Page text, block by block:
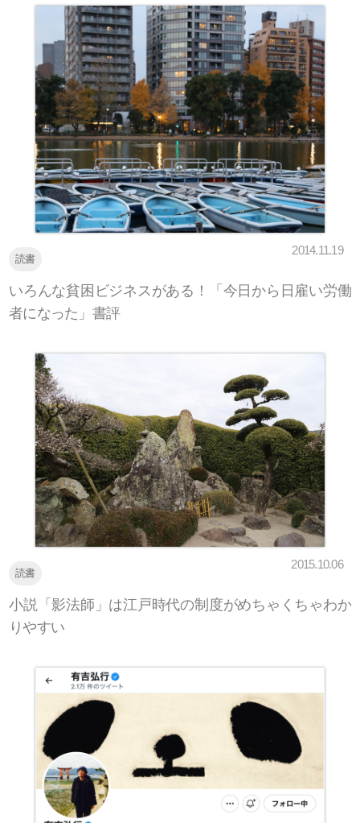
読書
2014.11.19
いろんな貧困ビジネスがある！「今日から日雇い労働
者になった」書評
読書
2015.10.06
小説「影法師」は江戸時代の制度がめちゃくちゃわか
りやすい